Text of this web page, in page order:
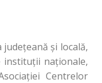
şi locală,
instituţii naţionale,
Centrelor